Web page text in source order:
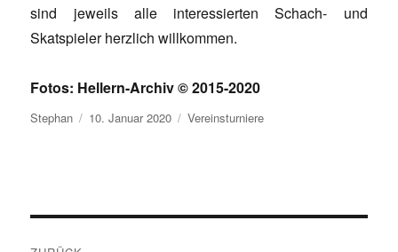
sind jeweils alle interessierten Schach- und
Skatspieler herzlich willkommen.
Fotos: Hellern-Archiv © 2015-2020
Autor
Stephan Veröffentlicht
am
10. Januar 2020 Kategorien
Vereinsturniere